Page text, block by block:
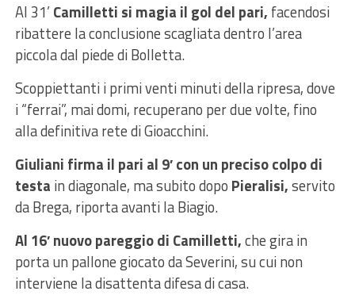
Al 31’ Camilletti si magia il gol del pari, facendosi
ribattere la conclusione scagliata dentro l’area
piccola dal piede di Bolletta.
Scoppiettanti i primi venti minuti della ripresa, dove
i “ferrai”, mai domi, recuperano per due volte, fino
alla definitiva rete di Gioacchini.
Giuliani firma il pari al 9′ con un preciso colpo di
testa in diagonale, ma subito dopo Pieralisi,servito
da Brega, riporta avanti la Biagio.
Al 16′ nuovo pareggio di Camilletti,che gira in
porta un pallone giocato da Severini, su cui non
interviene la disattenta difesa di casa.